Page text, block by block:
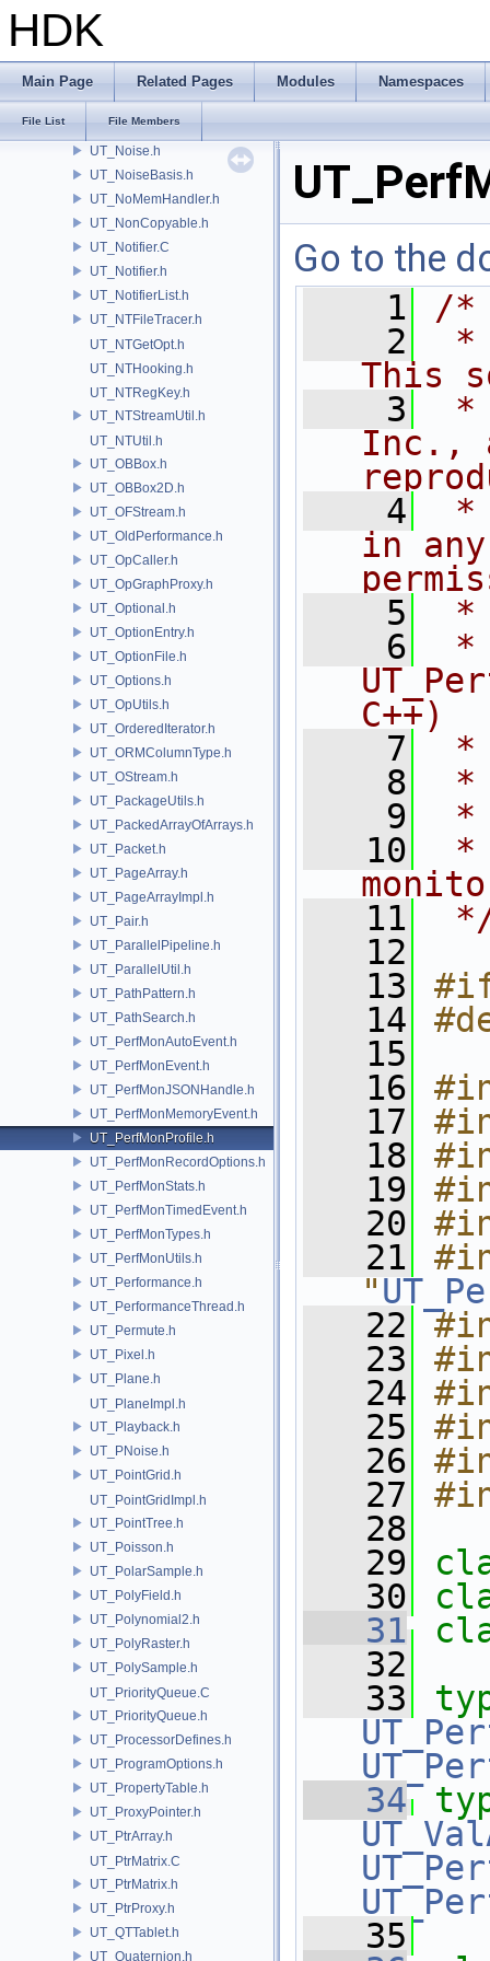
HDK
Main Page Related Pages Modules Namespaces
File List File Members
UT_NetMessage.h
UT_NetSocket.h
UT_NetStream.h
UT_NetUtil.h
UT_Noise.h
UT_NoiseBasis.h
UT_NoMemHandler.h
UT_NonCopyable.h
UT_Notifier.C
UT_Notifier.h
UT_NotifierList.h
UT_NTFileTracer.h
UT_NTGetOpt.h
UT_NTHooking.h
UT_NTRegKey.h
UT_NTStreamUtil.h
UT_NTUtil.h
UT_OBBox.h
UT_OBBox2D.h
UT_OFStream.h
UT_OldPerformance.h
UT_OpCaller.h
UT_OpGraphProxy.h
UT_Optional.h
UT_OptionEntry.h
UT_OptionFile.h
UT_Options.h
UT_OpUtils.h
UT_OrderedIterator.h
UT_ORMColumnType.h
UT_OStream.h
UT_PackageUtils.h
UT_PackedArrayOfArrays.h
UT_Packet.h
UT_PageArray.h
UT_PageArrayImpl.h
UT_Pair.h
UT_ParallelPipeline.h
UT_ParallelUtil.h
UT_PathPattern.h
UT_PathSearch.h
UT_PerfMonAutoEvent.h
UT_PerfMonEvent.h
UT_PerfMonJSONHandle.h
UT_PerfMonMemoryEvent.h
UT_PerfMonProfile.h
UT_PerfMonRecordOptions.h
UT_PerfMonStats.h
UT_PerfMonTimedEvent.h
UT_PerfMonTypes.h
UT_PerfMonUtils.h
UT_Performance.h
UT_PerformanceThread.h
UT_Permute.h
UT_Pixel.h
UT_Plane.h
UT_PlaneImpl.h
UT_Playback.h
UT_PNoise.h
UT_PointGrid.h
UT_PointGridImpl.h
UT_PointTree.h
UT_Poisson.h
UT_PolarSample.h
UT_PolyField.h
UT_Polynomial2.h
UT_PolyRaster.h
UT_PolySample.h
UT_PriorityQueue.C
UT_PriorityQueue.h
UT_ProcessorDefines.h
UT_ProgramOptions.h
UT_PropertyTable.h
UT_ProxyPointer.h
UT_PtrArray.h
UT_PtrMatrix.C
UT_PtrMatrix.h
UT_PtrProxy.h
UT_QTTablet.h
UT_Quaternion.h
Go to the
    1
/*
    2
*
This
    3
*
Inc.,
    4
*
in
    5
*
    6
*
C++)
    7
*
    8
*
    9
*
   10
*
   11
   12
   13
   14
   15
   16
   17
   18
   19
   20
   21
"
   22
   23
   24
   25
   26
   27
   28
   29
   30
   31
   32
   33
   34
   35